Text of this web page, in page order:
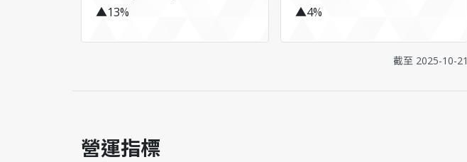
▲13% ▲4%
截至 2025-10-21
營運指標